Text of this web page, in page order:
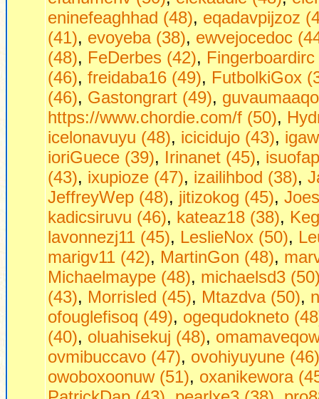
eninefeaghhad (48), eqadavpijzoz
(41), evoyeba (38), ewvejocedoc
(48), FeDerbes (42),
(46), freidaba16 (49), FutbolkiGox
(46), Gastongrart (49),
https://www.chordie.com/f (50),
icelonavuyu (48), icicidujo (43),
ioriGuece (39), Irinanet (45),
(43), ixupioze (47), izailihbod (38),
JeffreyWep (48), jitizokog (45),
kadicsiruvu (46), kateaz18 (38),
lavonnezj11 (45), LeslieNox (50),
marigv11 (42), MartinGon (48),
Michaelmaype (48), michaelsd3
(43), Morrisled (45), Mtazdva (50),
ofouglefisoq (49), ogequdokneto
(40), oluahisekuj (48),
ovmibuccavo (47), ovohiyuyune (46)
owoboxoonuw (51), oxanikewora